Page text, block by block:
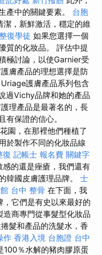
產中的關鍵要素。 台胞
，新鮮激活，穩定的維
復學徒 如果您選擇一個
質的化妝品。 評估中提
極討論，以使Garnier受
膚產品的理想選擇是防
護膚產品系列包含
過Vichy品牌和她的產品
理產品是最著名的，長
有保證的信心。
園，在那裡他們種植了
於製作不同的化妝品線
復 記帳士 報名費 關鍵字
感的還是痤瘡，我們還有
韓國皮膚護理品牌。 士
台中 整骨 在下面，我
它們是有史以來最好的
造商專門從事髮型化妝品
髮和產品的洗髮水，香
作 香港入境 台胞證 台中
100％水解的豬肉膠原蛋